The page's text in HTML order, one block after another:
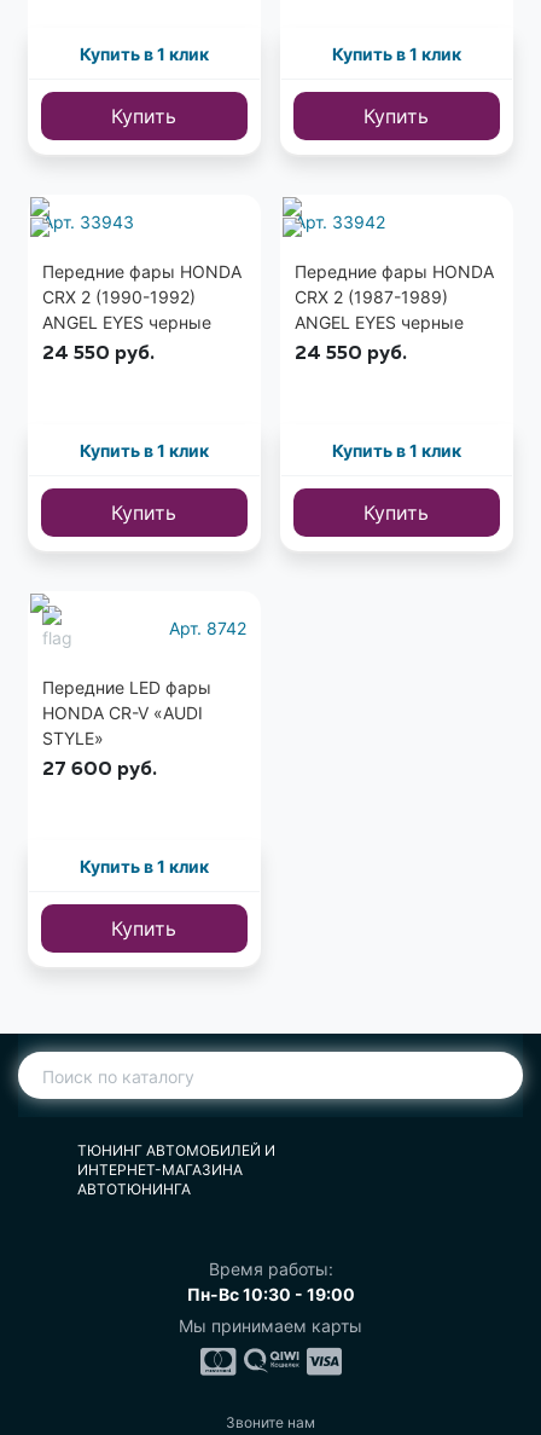
Купить в 1 клик
Купить
Купить в 1 клик
Купить
Арт. 33943
Передние фары HONDA
CRX 2 (1990-1992)
ANGEL EYES черные
24 550 руб.
Купить в 1 клик
Купить
Арт. 33942
Передние фары HONDA
CRX 2 (1987-1989)
ANGEL EYES черные
24 550 руб.
Купить в 1 клик
Купить
Арт. 8742
Передние LED фары
HONDA CR-V «AUDI
STYLE»
27 600 руб.
Купить в 1 клик
Купить
ТЮНИНГ АВТОМОБИЛЕЙ И
ИНТЕРНЕТ-МАГАЗИНА
АВТОТЮНИНГА
Время работы:
Пн-Вс 10:30 - 19:00
Мы принимаем карты
Звоните нам